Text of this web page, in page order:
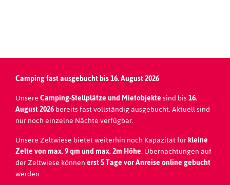
Camping fast ausgebucht bis 16. August 2026
UnsereCamping-Stellplätze undMietobjektesind bis16.
August 2026bereits fast vollständig ausgebucht. Aktuell sind
nur noch einzelne Nächte verfügbar.
Unsere Zeltwiese bietet weiterhin noch Kapazität fürkleine
Zelte von max. 9 qm und max. 2m Höhe. Übernachtungen auf
der Zeltwiese könnenerst 5 Tage vor Anreise online gebucht
werden.
RALF NAUROTH